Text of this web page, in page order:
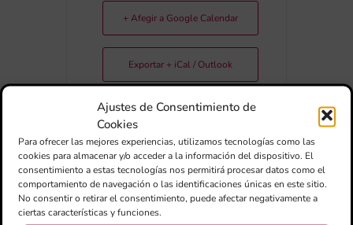
Ajustes de Consentimiento de
Cookies
Para ofrecer las mejores experiencias, utilizamos tecnologías como las
cookies para almacenar y/o acceder a la información del dispositivo. El
consentimiento a estas tecnologías nos permitirá procesar datos como el
comportamiento de navegación o las identificaciones únicas en este sitio.
No consentir o retirar el consentimiento, puede afectar negativamente a
ciertas características y funciones.
+ Afegir a Google Calendar
Exportar + iCal / Outlook
COMPARTIR
ESDEVENIMENT